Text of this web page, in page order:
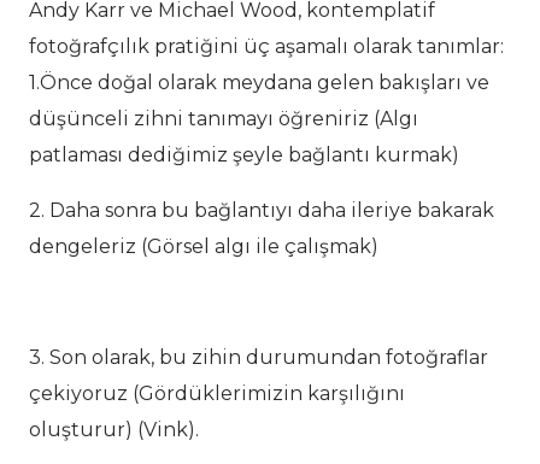
Andy Karr ve Michael Wood, kontemplatif
fotoğrafçılık pratiğini üç aşamalı olarak tanımlar:
1.Önce doğal olarak meydana gelen bakışları ve
düşünceli zihni tanımayı öğreniriz (Algı
patlaması dediğimiz şeyle bağlantı kurmak)
2. Daha sonra bu bağlantıyı daha ileriye bakarak
dengeleriz (Görsel algı ile çalışmak)
3. Son olarak, bu zihin durumundan fotoğraflar
çekiyoruz (Gördüklerimizin karşılığını
oluşturur) (Vink).